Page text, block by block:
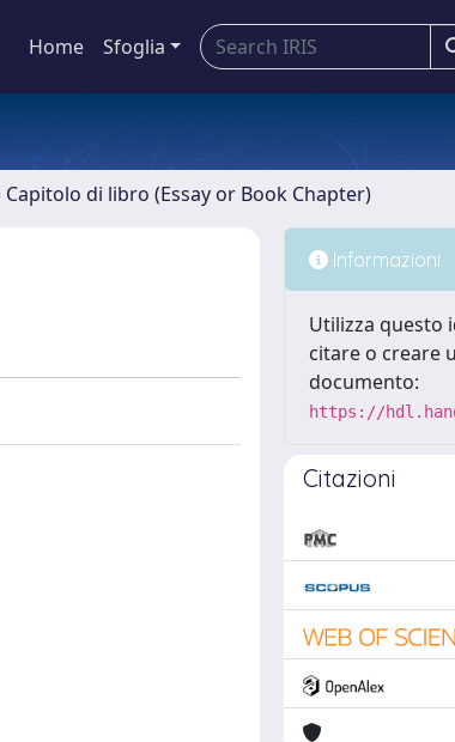
Home Sfoglia
di libro (Essay or Book Chapter)
Informazioni
Utilizza questo
citare o creare
documento:
https://
Citazioni